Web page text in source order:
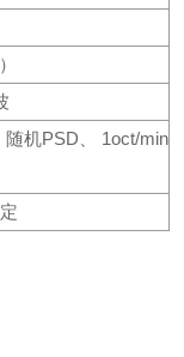
）
随机PSD、 1oct/min